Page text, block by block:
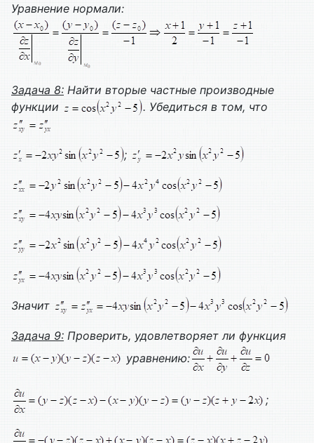
Уравнение нормали:
Задача 8: Найти вторые частные производные
функции
. Убедиться в том, что
;
Значит
Задача 9: Проверить, удовлетворяет ли функция
уравнению:
;